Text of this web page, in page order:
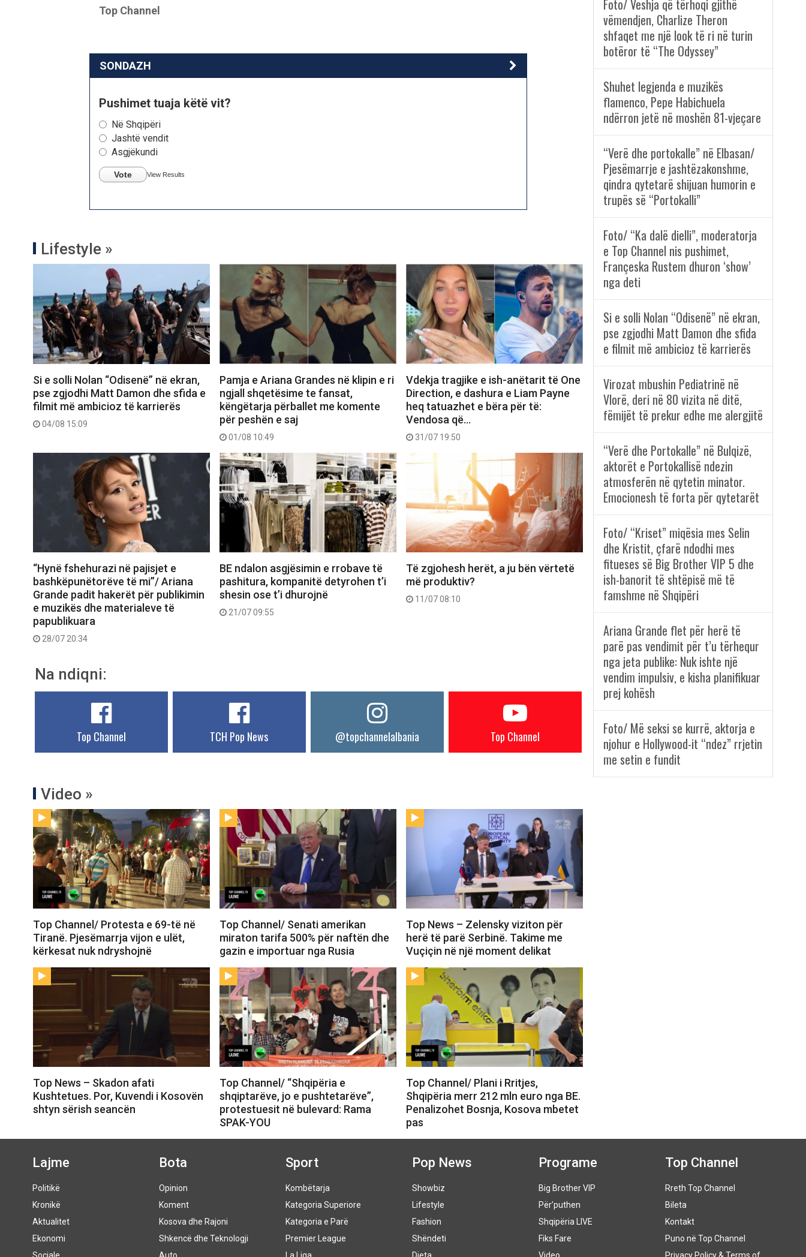
Top Channel
SONDAZH
Pushimet tuaja këtë vit?
Në Shqipëri
Jashtë vendit
Asgjëkundi
Vote View Results
Lifestyle »
Si e solli Nolan “Odisenë” në ekran,
pse zgjodhi Matt Damon dhe sfida e
filmit më ambicioz të karrierës
04/08 15:09
Pamja e Ariana Grandes në klipin e ri
ngjall shqetësime te fansat,
këngëtarja përballet me komente
për peshën e saj
01/08 10:49
Vdekja tragjike e ish-anëtarit të One
Direction, e dashura e Liam Payne
heq tatuazhet e bëra për të:
Vendosa që…
31/07 19:50
“Hynë fshehurazi në pajisjet e
bashkëpunëtorëve të mi”/ Ariana
Grande padit hakerët për publikimin
e muzikës dhe materialeve të
papublikuara
28/07 20:34
BE ndalon asgjësimin e rrobave të
pashitura, kompanitë detyrohen t’i
shesin ose t’i dhurojnë
21/07 09:55
Të zgjohesh herët, a ju bën vërtetë
më produktiv?
11/07 08:10
Na ndiqni:
Top Channel TCH Pop News @topchannelalbania Top Channel
Video »
Top Channel/ Protesta e 69-të në
Tiranë. Pjesëmarrja vijon e ulët,
kërkesat nuk ndryshojnë
Top Channel/ Senati amerikan
miraton tarifa 500% për naftën dhe
gazin e importuar nga Rusia
Top News – Zelensky viziton për
herë të parë Serbinë. Takime me
Vuçiçin në një moment delikat
Top News – Skadon afati
Kushtetues. Por, Kuvendi i Kosovën
shtyn sërish seancën
Top Channel/ “Shqipëria e
shqiptarëve, jo e pushtetarëve”,
protestuesit në bulevard: Rama
SPAK-YOU
Top Channel/ Plani i Rritjes,
Shqipëria merr 212 mln euro nga BE.
Penalizohet Bosnja, Kosova mbetet
pas
Foto/ Veshja që tërhoqi gjithë
vëmendjen, Charlize Theron
shfaqet me një look të ri në turin
botëror të “The Odyssey”
Shuhet legjenda e muzikës
flamenco, Pepe Habichuela
ndërron jetë në moshën 81-vjeçare
“Verë dhe portokalle” në Elbasan/
Pjesëmarrje e jashtëzakonshme,
qindra qytetarë shijuan humorin e
trupës së “Portokalli”
Foto/ “Ka dalë dielli”, moderatorja
e Top Channel nis pushimet,
Françeska Rustem dhuron ‘show’
nga deti
Si e solli Nolan “Odisenë” në ekran,
pse zgjodhi Matt Damon dhe sfida
e filmit më ambicioz të karrierës
Virozat mbushin Pediatrinë në
Vlorë, deri në 80 vizita në ditë,
fëmijët të prekur edhe me alergjitë
“Verë dhe Portokalle” në Bulqizë,
aktorët e Portokallisë ndezin
atmosferën në qytetin minator.
Emocionesh të forta për qytetarët
Foto/ “Kriset” miqësia mes Selin
dhe Kristit, çfarë ndodhi mes
fitueses së Big Brother VIP 5 dhe
ish-banorit të shtëpisë më të
famshme në Shqipëri
Ariana Grande flet për herë të
parë pas vendimit për t’u tërhequr
nga jeta publike: Nuk ishte një
vendim impulsiv, e kisha planifikuar
prej kohësh
Foto/ Më seksi se kurrë, aktorja e
njohur e Hollywood-it “ndez” rrjetin
me setin e fundit
Lajme
Politikë
Kronikë
Aktualitet
Ekonomi
Sociale
Bota
Opinion
Koment
Kosova dhe Rajoni
Shkencë dhe Teknologji
Auto
Sport
Kombëtarja
Kategoria Superiore
Kategoria e Parë
Premier League
La Liga
Pop News
Showbiz
Lifestyle
Fashion
Shëndeti
Dieta
Programe
Big Brother VIP
Për’puthen
Shqipëria LIVE
Fiks Fare
Video
Top Channel
Rreth Top Channel
Bileta
Kontakt
Puno në Top Channel
Privacy Policy & Terms of